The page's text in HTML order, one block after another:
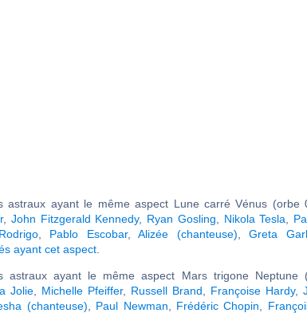
astraux ayant le même aspect Lune carré Vénus (orbe
, John Fitzgerald Kennedy, Ryan Gosling Nikola Tesla
, Pablo Escobar,Alizée (chanteuse) ,Greta
ayant cet aspect
astraux ayant le même aspect Mars trigone Neptune
Jolie
Michelle Pfeiffer, Russell Brand Françoise Hardy,
(chanteuse) Paul Newman Frédéric Chopin